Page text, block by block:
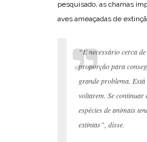
pesquisado, as chamas
aves ameaçadas de
“É necessário cerca
proporção para
grande problema.
voltarem. Se
espécies de animais
extintas”, disse.